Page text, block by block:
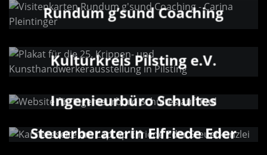
Rundum g’sund Coaching
Kulturkreis Pilsting e.V.
Ingenieurbüro Schultes
Steuerberaterin Elfriede Eder